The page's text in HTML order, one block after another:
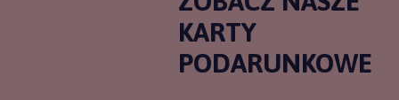
KARTY
PODARUNKOWE